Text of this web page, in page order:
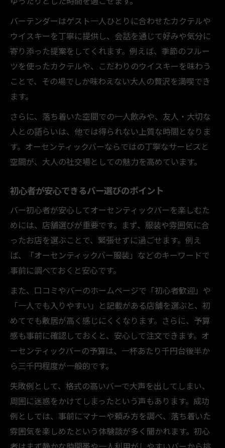
の技
バーテンダーに学ぶカクテルの選び方
本格バーでのオーダーの仕方と流れ
バーテンダーのNG行為を理解して利用する
バーテンダーはゲスト一人ひとりに合わせたカクテルや
ウイスキーを丁寧に提供し、会話を通じて好みや気分に
寄り添った提案をしてくれます。例えば、季節のフルー
ツを使ったカクテルや、こだわりのウイスキーを味わう
ことで、その場でしか味わえない大人の贅沢を満喫でき
ます。
さらに、落ち着いた空間での一人飲みや、友人・大切な
人との語らいは、他では得られない上質な時間となりま
す。オーセンティックバーならではの丁寧なサービスと
空間が、大人の社交場としての魅力を高めています。
初心者が安心できるバー選びのポイント
バー初心者が安心してオーセンティックバーを楽しむた
めには、店舗選びが重要です。まず、服装や雰囲気に合
ったお店を選ぶことで、緊張せずに過ごせます。例え
ば、「オーセンティックバー服装」などのキーワードで
事前に調べておくと安心です。
また、口コミやバーのホームページで「初心者歓迎」や
「一人でも入りやすい」と記載がある店舗を選ぶと、初
めてでも敷居が高く感じにくくなります。さらに、予算
感も事前に確認しておくと、安心して注文できます。オ
ーセンティックバーの予算は、一杯あたり千円台後半か
ら三千円程度が一般的です。
失敗例として、格式の高いバーで大声を出してしまい、
周囲に迷惑をかけてしまったという声もあります。成功
例としては、事前にマナーや頼み方を調べ、落ち着いた
雰囲気を楽しめたという体験談が多く聞かれます。初心